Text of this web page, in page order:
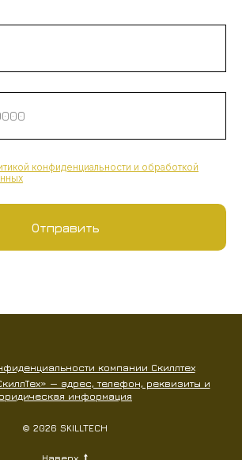
конфиденциальности и обработкой
Отправить
компании Скиллтех
— адрес, телефон, реквизиты и
информация
© 2026 SKILLTECH